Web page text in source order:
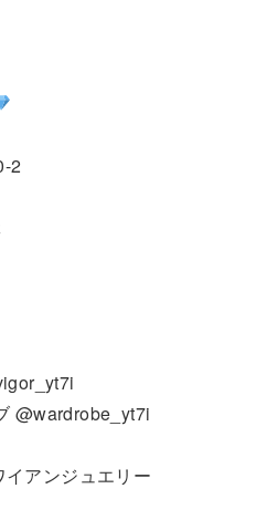
2
@wardrobe_yt7i
アンジュエリー